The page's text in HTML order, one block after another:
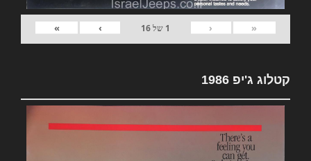
«
‹
1 של16
›
»
קטלוג ג'יפ 1986